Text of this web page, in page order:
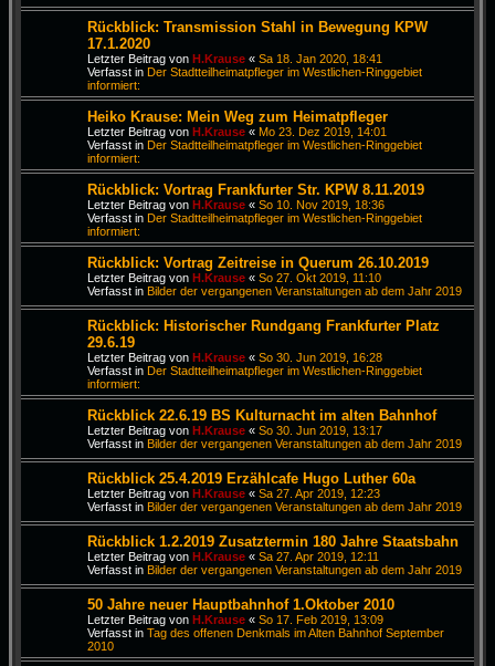
Rückblick: Transmission Stahl in Bewegung KPW
17.1.2020
Letzter Beitrag von H.Krause « Sa 18. Jan 2020, 18:41
Verfasst in Der Stadtteilheimatpfleger im Westlichen-Ringgebiet
informiert:
Heiko Krause: Mein Weg zum Heimatpfleger
Letzter Beitrag von H.Krause « Mo 23. Dez 2019, 14:01
Verfasst in Der Stadtteilheimatpfleger im Westlichen-Ringgebiet
informiert:
Rückblick: Vortrag Frankfurter Str. KPW 8.11.2019
Letzter Beitrag von H.Krause « So 10. Nov 2019, 18:36
Verfasst in Der Stadtteilheimatpfleger im Westlichen-Ringgebiet
informiert:
Rückblick: Vortrag Zeitreise in Querum 26.10.2019
Letzter Beitrag von H.Krause « So 27. Okt 2019, 11:10
Verfasst in Bilder der vergangenen Veranstaltungen ab dem Jahr 2019
Rückblick: Historischer Rundgang Frankfurter Platz
29.6.19
Letzter Beitrag von H.Krause « So 30. Jun 2019, 16:28
Verfasst in Der Stadtteilheimatpfleger im Westlichen-Ringgebiet
informiert:
Rückblick 22.6.19 BS Kulturnacht im alten Bahnhof
Letzter Beitrag von H.Krause « So 30. Jun 2019, 13:17
Verfasst in Bilder der vergangenen Veranstaltungen ab dem Jahr 2019
Rückblick 25.4.2019 Erzählcafe Hugo Luther 60a
Letzter Beitrag von H.Krause « Sa 27. Apr 2019, 12:23
Verfasst in Bilder der vergangenen Veranstaltungen ab dem Jahr 2019
Rückblick 1.2.2019 Zusatztermin 180 Jahre Staatsbahn
Letzter Beitrag von H.Krause « Sa 27. Apr 2019, 12:11
Verfasst in Bilder der vergangenen Veranstaltungen ab dem Jahr 2019
50 Jahre neuer Hauptbahnhof 1.Oktober 2010
Letzter Beitrag von H.Krause « So 17. Feb 2019, 13:09
Verfasst in Tag des offenen Denkmals im Alten Bahnhof September
2010